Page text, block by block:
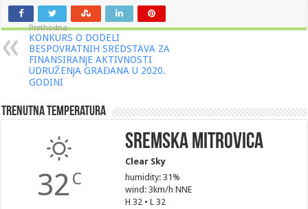
Prethodna
KONKURS O DODELI
BESPOVRATNIH SREDSTAVA ZA
FINANSIRANjE AKTIVNOSTI
UDRUŽENjA GRAĐANA U 2020.
GODINI
Trenutna Temperatura
32 C
Sremska Mitrovica
Clear Sky
humidity: 31%
wind: 3km/h NNE
H 32 • L 32